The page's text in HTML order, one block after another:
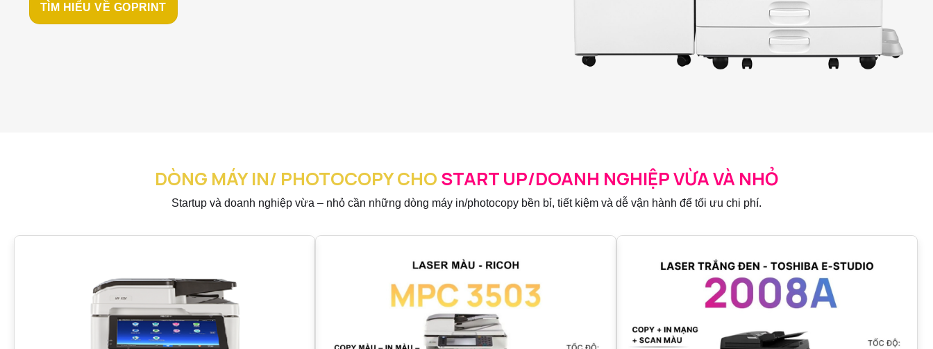
TÌM HIỂU VỀ GOPRINT
DÒNG MÁY IN/ PHOTOCOPY CHO START UP/DOANH NGHIỆP VỪA VÀ NHỎ
Startup và doanh nghiệp vừa – nhỏ cần những dòng máy in/photocopy bền bỉ, tiết kiệm và dễ vận hành để tối ưu chi phí.